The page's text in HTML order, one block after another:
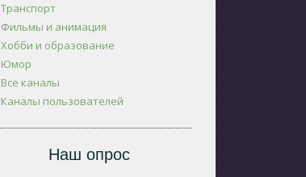
Транспорт
Фильмы и анимация
Хобби и образование
Юмор
Все каналы
Каналы пользователей
Наш опрос